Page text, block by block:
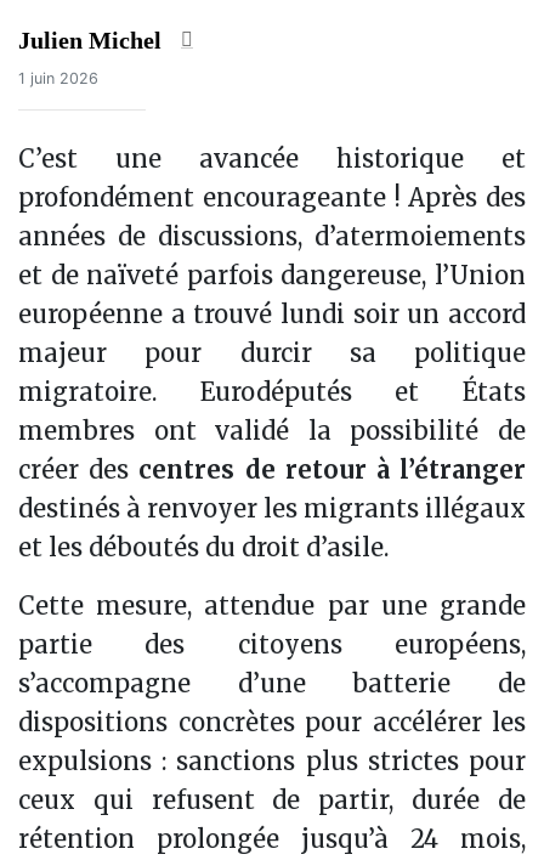
Julien Michel
1 juin 2026
C’est une avancée historique et
profondément encourageante ! Après des
années de discussions, d’atermoiements
et de naïveté parfois dangereuse, l’Union
européenne a trouvé lundi soir un accord
majeur pour durcir sa politique
migratoire. Eurodéputés et États
membres ont validé la possibilité de
créer des centres de retour à l’étranger
destinés à renvoyer les migrants illégaux
et les déboutés du droit d’asile.
Cette mesure, attendue par une grande
partie des citoyens européens,
s’accompagne d’une batterie de
dispositions concrètes pour accélérer les
expulsions : sanctions plus strictes pour
ceux qui refusent de partir, durée de
rétention prolongée jusqu’à 24 mois,